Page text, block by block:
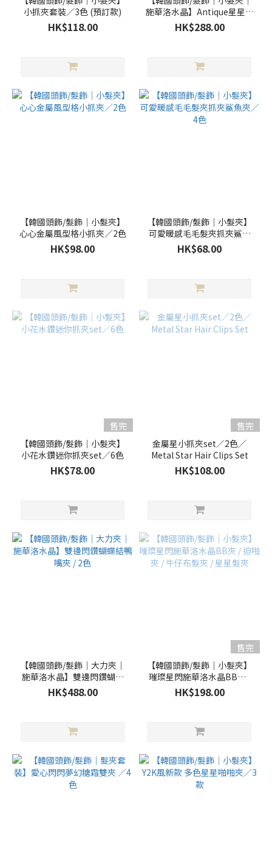
小抓夾套裝／3色 (預訂款)
HK$118.00
施華洛水晶】Antique星星蝴
蝶小抓夾 ／6色 預訂款
HK$288.00
【韓國頭飾/髮飾｜小髮夾】
心心金屬風型格小抓夾／2色
HK$98.00
【韓國頭飾/髮飾｜小髮夾】
可愛暖感毛毛髮夾抓夾鯊魚
夾／4色
HK$68.00
售完
【韓國頭飾/髮飾｜小髮夾】
小花水鑽迷你抓夾set／6色
HK$78.00
售完
金屬星小抓夾set／2色／
Metal Star Hair Clips Set
HK$108.00
【韓國頭飾/髮飾｜大力夾｜
施華洛水晶】雙邊閃鑽蝴蝶
結鴨嘴夾 / 2色
HK$488.00
售完
【韓國頭飾/髮飾｜小髮夾】
璀璨星閃施華洛水晶BB夾 /
迫啪夾 / 牛仔布髮夾 / 星星髮
夾
HK$198.00